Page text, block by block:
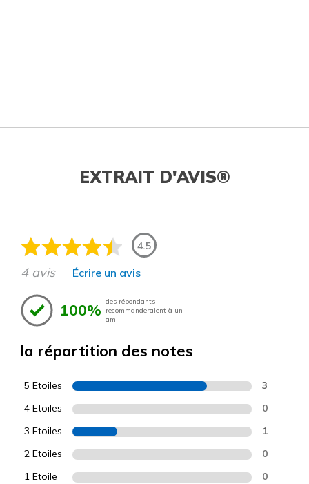
EXTRAIT D'AVIS®
4.5
4 avis Écrire un avis
100% des répondants
recommanderaient à un
ami
la répartition des notes
5 Etoiles 3
4 Etoiles 0
3 Etoiles 1
2 Etoiles 0
1 Etoile 0